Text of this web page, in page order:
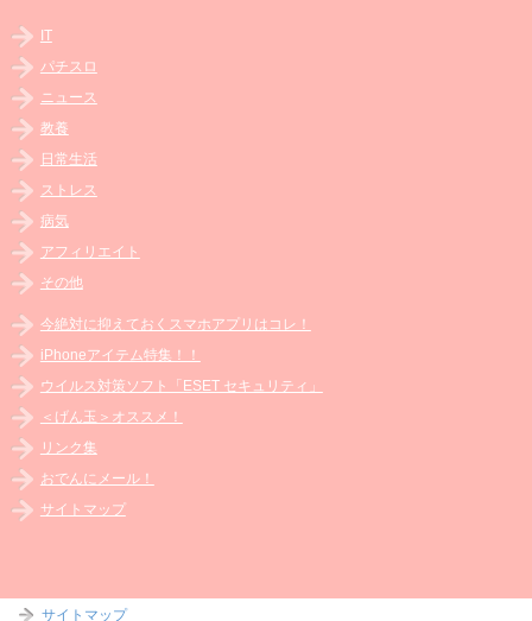
IT
パチスロ
ニュース
教養
日常生活
ストレス
病気
アフィリエイト
その他
今絶対に抑えておくスマホアプリはコレ！
iPhoneアイテム特集！！
ウイルス対策ソフト「ESET セキュリティ」
＜げん玉＞オススメ！
リンク集
おでんにメール！
サイトマップ
サイトマップ